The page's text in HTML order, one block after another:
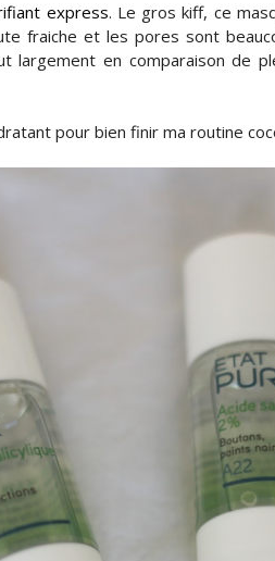
express. Le gros kiff, ce
fraiche et les pores sont
largement en comparaison de
pour bien finir ma routine